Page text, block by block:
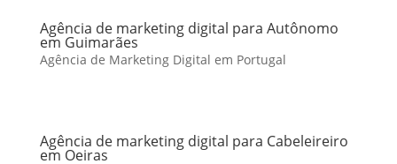
Agência de marketing digital para Autônomo
em Guimarães
Agência de Marketing Digital em Portugal
Agência de marketing digital para Cabeleireiro
em Oeiras